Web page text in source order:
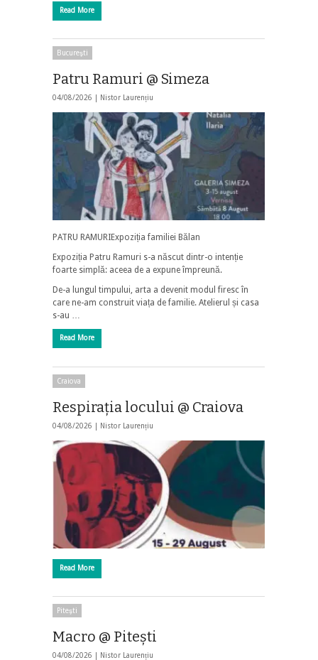
Read More
Bucureşti
Patru Ramuri @ Simeza
04/08/2026 | Nistor Laurențiu
PATRU RAMURIExpoziția familiei Bălan
Expoziția Patru Ramuri s-a născut dintr-o intenție
foarte simplă: aceea de a expune împreună.
De-a lungul timpului, arta a devenit modul firesc în
care ne-am construit viața de familie. Atelierul și casa
s-au …
Read More
Craiova
Respirația locului @ Craiova
04/08/2026 | Nistor Laurențiu
Read More
Piteşti
Macro @ Pitești
04/08/2026 | Nistor Laurențiu